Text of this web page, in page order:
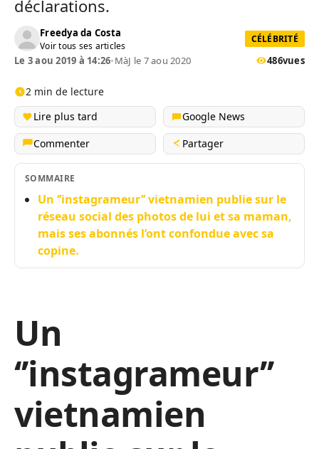
déclarations.
Freedya da Costa
Voir tous ses articles
CÉLÉBRITÉ
Le 3 aou 2019 à 14:26•MàJ le 7 aou 2020 486vues
2 min de lecture
Lire plus tard
Google News
Commenter
Partager
SOMMAIRE
Un ‘’instagrameur’’ vietnamien publie sur le
réseau social des photos de lui et sa maman,
mais ses abonnés l’ont confondue avec sa
copine.
Un
‘’instagrameur’’
vietnamien